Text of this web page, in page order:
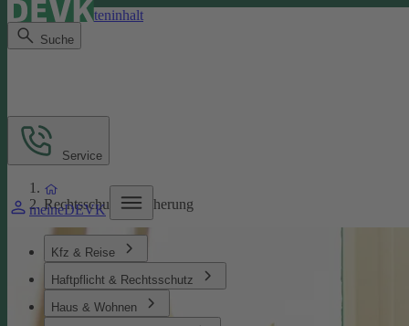
Direkt zum Seiteninhalt
Suche
meineDEVK
Kfz & Reise
Haftpflicht & Rechtsschutz
Haus & Wohnen
Service
Rechtsschutzversicherung